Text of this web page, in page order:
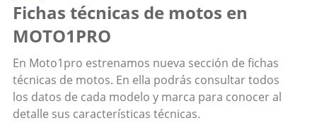
Fichas técnicas de motos en
MOTO1PRO
En Moto1pro estrenamos nueva sección de fichas
técnicas de motos. En ella podrás consultar todos
los datos de cada modelo y marca para conocer al
detalle sus características técnicas.